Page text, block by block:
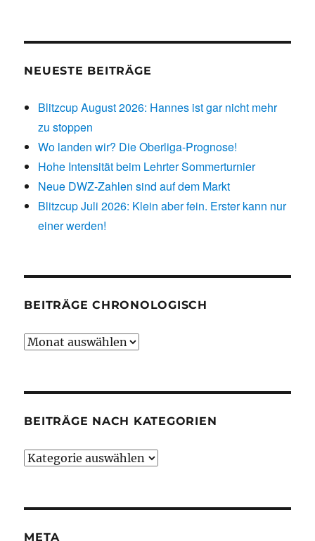
NEUESTE BEITRÄGE
Blitzcup August 2026: Hannes ist gar nicht mehr
zu stoppen
Wo landen wir? Die Oberliga-Prognose!
Hohe Intensität beim Lehrter Sommerturnier
Neue DWZ-Zahlen sind auf dem Markt
Blitzcup Juli 2026: Klein aber fein. Erster kann nur
einer werden!
BEITRÄGE CHRONOLOGISCH
Beiträge
BEITRÄGE NACH KATEGORIEN
Beiträge
META